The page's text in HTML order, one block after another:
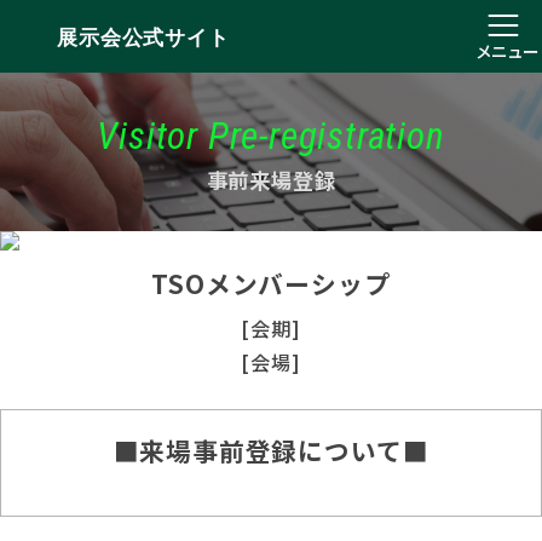
展示会公式サイト
メニュー
Visitor Pre-registration
事前来場登録
TSOメンバーシップ
[会期]
[会場]
■来場事前登録について■